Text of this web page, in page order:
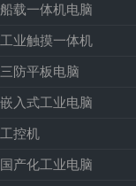
船载一体机电脑
工业触摸一体机
三防平板电脑
嵌入式工业电脑
工控机
国产化工业电脑